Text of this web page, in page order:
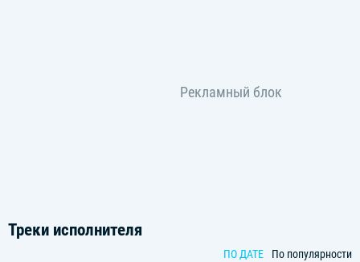
Треки исполнителя
ПО ДАТЕ По популярности